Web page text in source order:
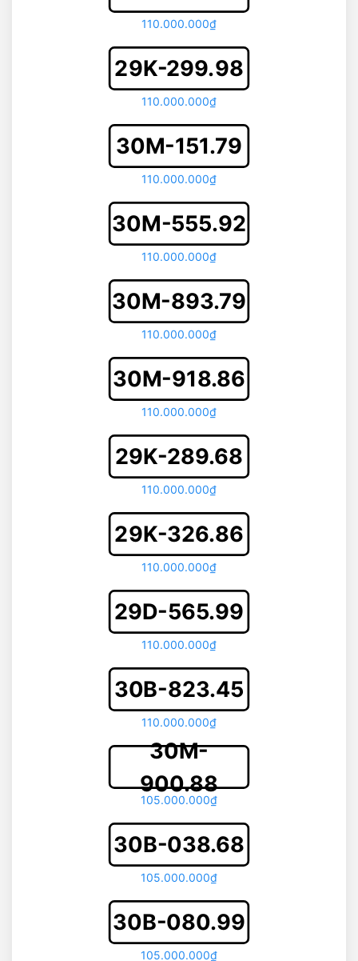
110.000.000₫
29K-299.98
110.000.000₫
30M-151.79
110.000.000₫
30M-555.92
110.000.000₫
30M-893.79
110.000.000₫
30M-918.86
110.000.000₫
29K-289.68
110.000.000₫
29K-326.86
110.000.000₫
29D-565.99
110.000.000₫
30B-823.45
110.000.000₫
30M-
900.88
105.000.000₫
30B-038.68
105.000.000₫
30B-080.99
105.000.000₫